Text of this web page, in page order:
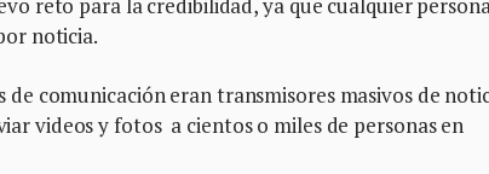
noticia.
comunicación eran transmisores masivos de
videos y fotos a cientos o miles de personas en